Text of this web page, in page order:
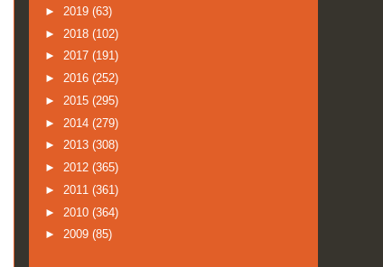
► 2019 (63)
► 2018 (102)
► 2017 (191)
► 2016 (252)
► 2015 (295)
► 2014 (279)
► 2013 (308)
► 2012 (365)
► 2011 (361)
► 2010 (364)
► 2009 (85)